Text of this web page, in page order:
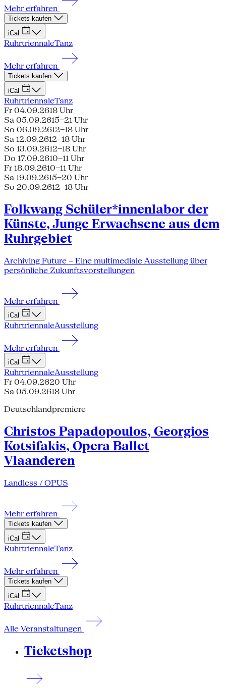
Mehr erfahren
Tickets kaufen
iCal
RuhrtriennaleTanz
Mehr erfahren
Tickets kaufen
iCal
RuhrtriennaleTanz
Fr 04.09.2618 Uhr
Sa 05.09.2615–21 Uhr
So 06.09.2612–18 Uhr
Sa 12.09.2612–18 Uhr
So 13.09.2612–18 Uhr
Do 17.09.2610–11 Uhr
Fr 18.09.2610–11 Uhr
Sa 19.09.2615–20 Uhr
So 20.09.2612–18 Uhr
Folkwang Schüler*innenlabor der
Künste, Junge Erwachsene aus dem
Ruhrgebiet
Archiving Future – Eine multimediale Ausstellung über
persönliche Zukunftsvorstellungen
Mehr erfahren
iCal
RuhrtriennaleAusstellung
Mehr erfahren
iCal
RuhrtriennaleAusstellung
Fr 04.09.2620 Uhr
Sa 05.09.2618 Uhr
Deutschlandpremiere
Christos Papadopoulos, Georgios
Kotsifakis, Opera Ballet
Vlaanderen
Landless / OPUS
Mehr erfahren
Tickets kaufen
iCal
RuhrtriennaleTanz
Mehr erfahren
Tickets kaufen
iCal
RuhrtriennaleTanz
Alle Veranstaltungen
Ticketshop